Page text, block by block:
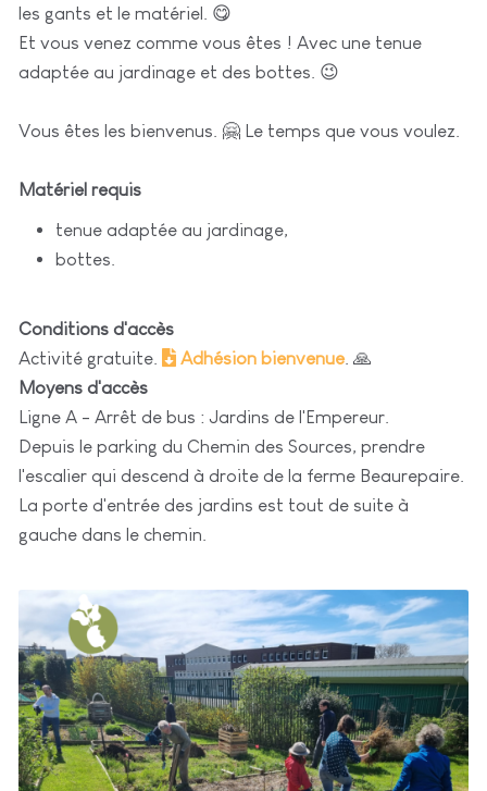
les gants et le matériel. 😋
Et vous venez comme vous êtes ! Avec une tenue
adaptée au jardinage et des bottes. 😉
Vous êtes les bienvenus. 🤗 Le temps que vous voulez.
Matériel requis
tenue adaptée au jardinage,
bottes.
Conditions d'accès
Activité gratuite.
Adhésion bienvenue. 🙏
Moyens d'accès
Ligne A - Arrêt de bus : Jardins de l'Empereur.
Depuis le parking du Chemin des Sources, prendre
l'escalier qui descend à droite de la ferme Beaurepaire.
La porte d'entrée des jardins est tout de suite à
gauche dans le chemin.